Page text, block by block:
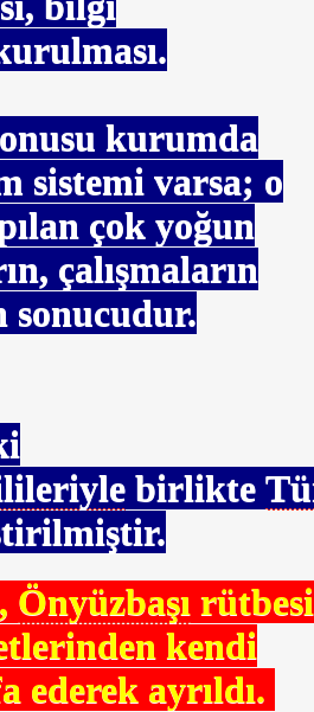
kurumda
sistemi varsa; o
çok yoğun
çalışmaların
sonucudur.
birlikte
Önyüzbaşı
kendi
ederek ayrıldı.